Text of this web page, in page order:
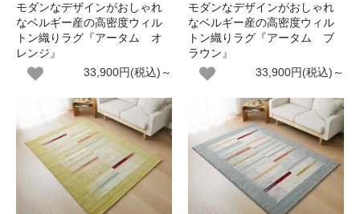
モダンなデザインがおしゃれ
なベルギー産の高密度ウィル
トン織りラグ『アータム オ
レンジ』
33,900円(税込)～
モダンなデザインがおしゃれ
なベルギー産の高密度ウィル
トン織りラグ『アータム ブ
ラウン』
33,900円(税込)～